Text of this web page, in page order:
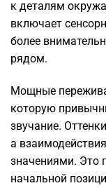
к деталям
включает
более
рядом.
Мощные
которую
звучание.
а
значениями. Это
начальной